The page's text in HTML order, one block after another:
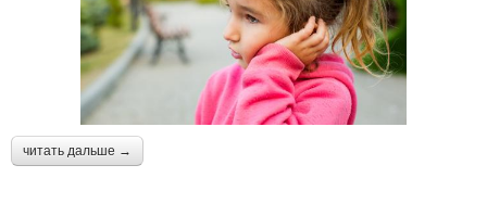
читать дальше →